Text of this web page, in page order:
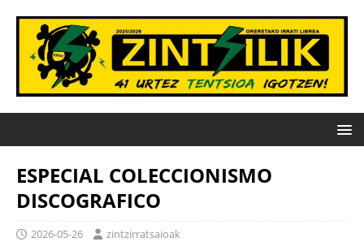
ESPECIAL COLECCIONISMO
DISCOGRAFICO
2026-05-26 zintzirratsaioak